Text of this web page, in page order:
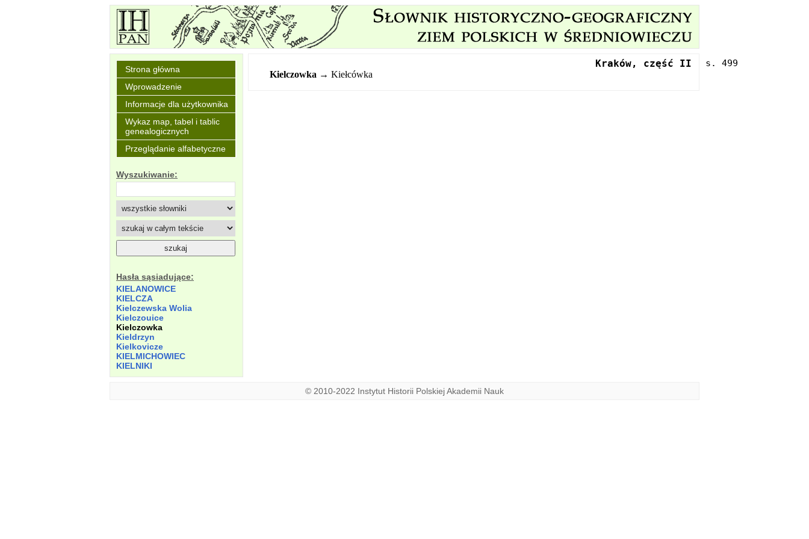
Strona główna
Wprowadzenie
Informacje dla użytkownika
Wykaz map, tabel i tablic
genealogicznych
Przeglądanie alfabetyczne
Wyszukiwanie:
Hasła sąsiadujące:
KIELANOWICE
KIELCZA
Kielczewska Wolia
Kielczouice
Kielczowka
Kieldrzyn
Kielkovicze
KIELMICHOWIEC
KIELNIKI
Kraków, część II
Kielczowka → Kiełcówka
© 2010-2022 Instytut Historii Polskiej Akademii Nauk